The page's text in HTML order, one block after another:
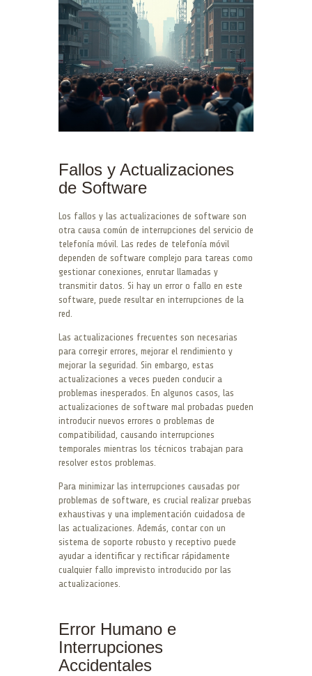
Fallos y Actualizaciones
de Software
Los fallos y las actualizaciones de software son
otra causa común de interrupciones del servicio de
telefonía móvil. Las redes de telefonía móvil
dependen de software complejo para tareas como
gestionar conexiones, enrutar llamadas y
transmitir datos. Si hay un error o fallo en este
software, puede resultar en interrupciones de la
red.
Las actualizaciones frecuentes son necesarias
para corregir errores, mejorar el rendimiento y
mejorar la seguridad. Sin embargo, estas
actualizaciones a veces pueden conducir a
problemas inesperados. En algunos casos, las
actualizaciones de software mal probadas pueden
introducir nuevos errores o problemas de
compatibilidad, causando interrupciones
temporales mientras los técnicos trabajan para
resolver estos problemas.
Para minimizar las interrupciones causadas por
problemas de software, es crucial realizar pruebas
exhaustivas y una implementación cuidadosa de
las actualizaciones. Además, contar con un
sistema de soporte robusto y receptivo puede
ayudar a identificar y rectificar rápidamente
cualquier fallo imprevisto introducido por las
actualizaciones.
Error Humano e
Interrupciones
Accidentales